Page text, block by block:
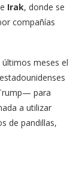
Irak, donde se
compañías
meses el
para
a utilizar
de pandillas,